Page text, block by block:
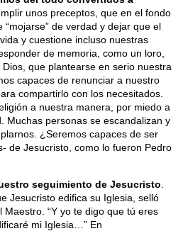
unos preceptos, que en el fondo
de verdad y dejar que el
y cuestione incluso nuestras
de memoria, como un loro,
que plantearse en serio nuestra
capaces de renunciar a nuestro
compartirlo con los necesitados.
a nuestra manera, por miedo a
Muchas personas se escandalizan y
¿Seremos capaces de ser
de Jesucristo, como lo fueron Pedro
seguimiento de Jesucristo
Jesucristo edifica su Iglesia, selló
“Y yo te digo que tú eres
mi Iglesia…” En